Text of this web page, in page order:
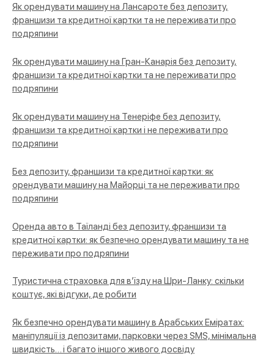
Як орендувати машину на Лансароте без депозиту,
франшизи та кредитної картки та не переживати про
подряпини
Як орендувати машину на Гран-Канарія без депозиту,
франшизи та кредитної картки та не переживати про
подряпини
Як орендувати машину на Тенеріфе без депозиту,
франшизи та кредитної картки і не переживати про
подряпини
Без депозиту, франшизи та кредитної картки: як
орендувати машину на Майорці та не переживати про
подряпини
Оренда авто в Таїланді без депозиту, франшизи та
кредитної картки: як безпечно орендувати машину та не
переживати про подряпини
Туристична страховка для в’їзду на Шри-Ланку: скільки
коштує, які відгуки, де робити
Як безпечно орендувати машину в Арабських Еміратах:
маніпуляції із депозитами, парковки через SMS, мінімальна
швидкість… і багато іншого живого досвіду